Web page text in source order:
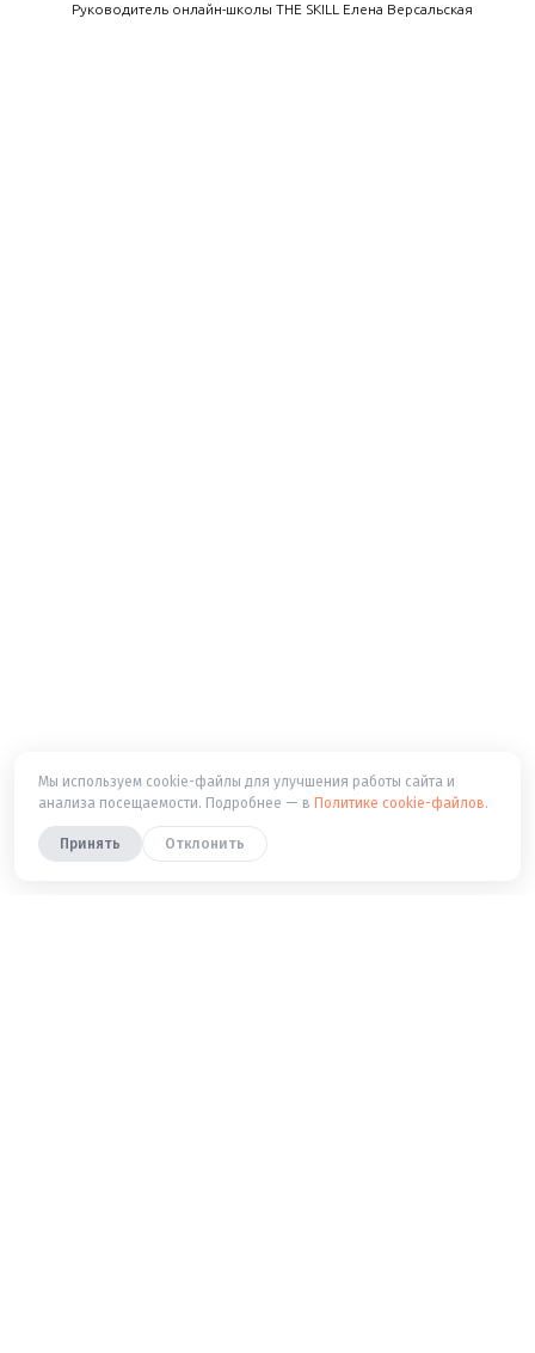
Мы используем cookie-файлы для улучшения работы сайта и
анализа посещаемости. Подробнее — в Политике cookie-файлов.
Принять Отклонить
Руководитель онлайн-школы THE SKILL Елена Версальская